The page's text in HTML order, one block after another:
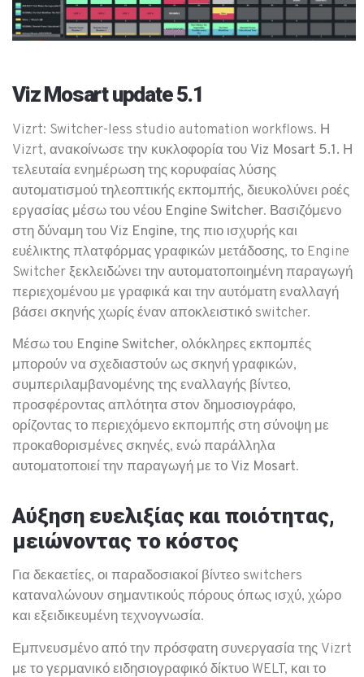
Viz Mosart update 5.1
Vizrt: Switcher-less studio automation workflows. Η
Vizrt, ανακοίνωσε την κυκλοφορία του Viz Mosart 5.1. Η
τελευταία ενημέρωση της κορυφαίας λύσης
αυτοματισμού τηλεοπτικής εκπομπής, διευκολύνει ροές
εργασίας μέσω του νέου Engine Switcher. Βασιζόμενο
στη δύναμη του Viz Engine, της πιο ισχυρής και
ευέλικτης πλατφόρμας γραφικών μετάδοσης, το Engine
Switcher ξεκλειδώνει την αυτοματοποιημένη παραγωγή
περιεχομένου με γραφικά και την αυτόματη εναλλαγή
βάσει σκηνής χωρίς έναν αποκλειστικό switcher.
Μέσω του Engine Switcher, ολόκληρες εκπομπές
μπορούν να σχεδιαστούν ως σκηνή γραφικών,
συμπεριλαμβανομένης της εναλλαγής βίντεο,
προσφέροντας απλότητα στον δημοσιογράφο,
ορίζοντας το περιεχόμενο εκπομπής στη σύνοψη με
προκαθορισμένες σκηνές, ενώ παράλληλα
αυτοματοποιεί την παραγωγή με το Viz Mosart.
Αύξηση ευελιξίας και ποιότητας,
μειώνοντας το κόστος
Για δεκαετίες, οι παραδοσιακοί βίντεο switchers
καταναλώνουν σημαντικούς πόρους όπως ισχύ, χώρο
και εξειδικευμένη τεχνογνωσία.
Εμπνευσμένο από την πρόσφατη συνεργασία της Vizrt
με το γερμανικό ειδησιογραφικό δίκτυο WELT, και το